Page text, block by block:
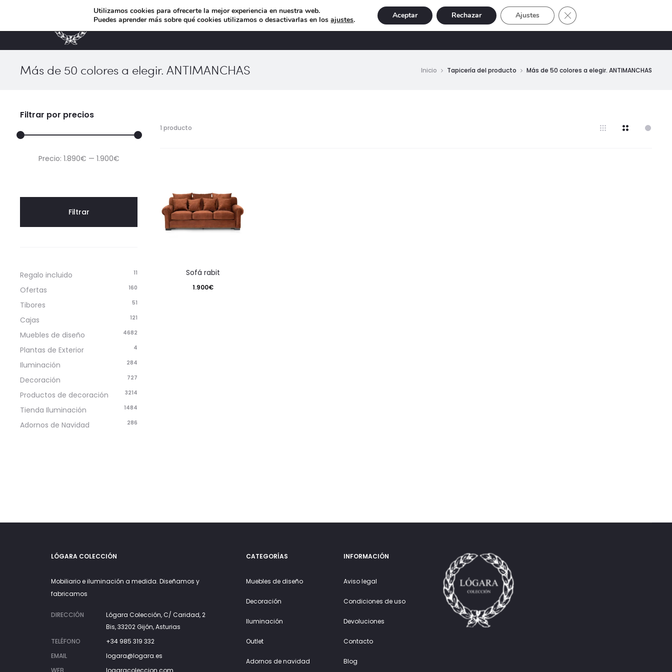
MUEBLES DE DISEÑO ILUMINACIÓN NAVIDAD EXCLUSIVE OFERTAS Buscar
Más de 50 colores a elegir. ANTIMANCHAS Inicio Tapicería del producto Más de 50 colores a elegir. ANTIMANCHAS
1 producto
sofá rabit
1.900€
Filtrar por precios
Precio
Precio
Filtrar
Precio: 1.890€ — 1.900€
Regalo incluido 11
Ofertas 160
Tibores 51
Cajas 121
Muebles de diseño 4682
Plantas de Exterior 4
Iluminación 284
Decoración 727
Productos de decoración 3214
Tienda Iluminación 1484
Adornos de Navidad 286
LÓGARA COLECCIÓN
Mobiliario e iluminación a medida. Diseñamos y
fabricamos
DIRECCIÓN
Lógara Colección, C/ Caridad, 2
Bis, 33202 Gijón, Asturias
TELÉFONO
+34 985 319 332
EMAIL
logara@logara.es
WEB
logaracoleccion.com
CATEGORÍAS
Muebles de diseño
Decoración
Iluminación
Outlet
Adornos de navidad
INFORMACIÓN
Aviso legal
Condiciones de uso
Devoluciones
Contacto
Blog
Utilizamos cookies para ofrecerte la mejor experiencia en nuestra web.
Puedes aprender más sobre qué cookies utilizamos o desactivarlas en losajustes. Aceptar Rechazar Ajustes Cerrar el banner de cookies